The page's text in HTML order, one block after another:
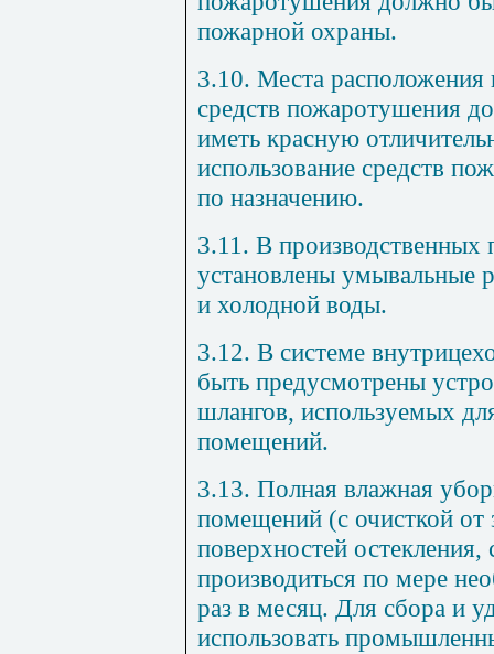
пожарной охраны.
3.10. Места расположения
средств пожаротушения
иметь красную
использование средств
по назначению.
3.11. В
установлены умывальные
и холодной воды.
3.12. В системе
быть предусмотрены
шлангов, используемых
помещений.
3.13. Полная влажная
помещений (с очисткой от
поверхностей
производиться по мере
раз в месяц. Для сбора и
использовать